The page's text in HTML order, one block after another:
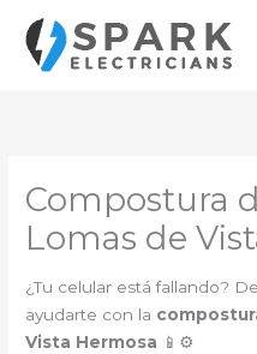
contenido
Compostura
Lomas de
¿Tu celular está fallando?
ayudarte con la
Vista Hermosa 📱⚙️